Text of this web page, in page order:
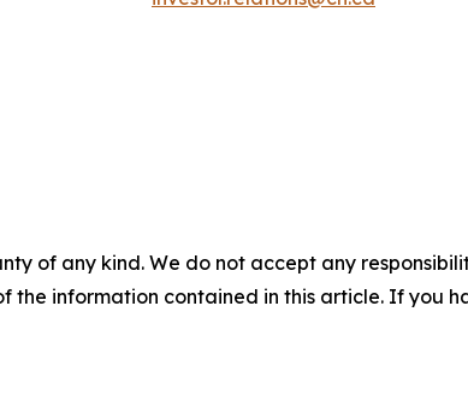
of any kind. We do not accept any
the information contained in this article. If you